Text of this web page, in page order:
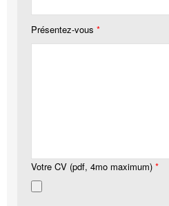
Présentez-vous *
Votre CV (pdf, 4mo maximum) *